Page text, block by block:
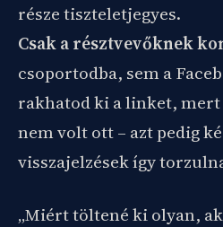
része tiszteletjegyes.
Csak a résztvevőknek
csoportodba, sem a
rakhatod ki a linket,
nem volt ott – azt pedig
visszajelzések így
„Miért töltené ki olyan,